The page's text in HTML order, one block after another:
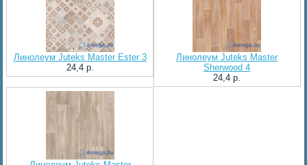
Линолеум Juteks Master Ester 3
24,4 p.
Линолеум Juteks Master
Sherwood 4
24,4 p.